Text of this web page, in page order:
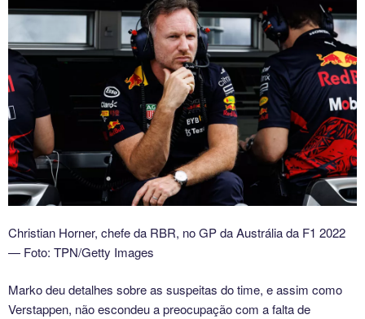
Christian Horner, chefe da RBR, no GP da Austrália da F1 2022
— Foto: TPN/Getty Images
Marko deu detalhes sobre as suspeitas do time, e assim como
Verstappen, não escondeu a preocupação com a falta de